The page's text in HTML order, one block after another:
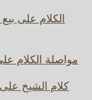
الكلام على
مواصلة الكلام
كلام الشيخ